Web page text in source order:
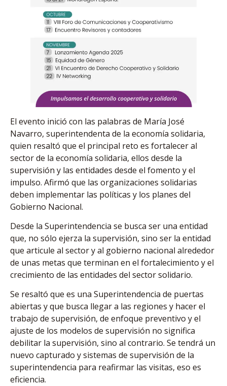
El evento inició con las palabras de María José
Navarro, superintendenta de la economía solidaria,
quien resaltó que el principal reto es fortalecer al
sector de la economía solidaria, ellos desde la
supervisión y las entidades desde el fomento y el
impulso. Afirmó que las organizaciones solidarias
deben implementar las políticas y los planes del
Gobierno Nacional.
Desde la Superintendencia se busca ser una entidad
que, no sólo ejerza la supervisión, sino ser la entidad
que articule al sector y al gobierno nacional alrededor
de unas metas que terminan en el fortalecimiento y el
crecimiento de las entidades del sector solidario.
Se resaltó que es una Superintendencia de puertas
abiertas y que busca llegar a las regiones y hacer el
trabajo de supervisión, de enfoque preventivo y el
ajuste de los modelos de supervisión no significa
debilitar la supervisión, sino al contrario. Se tendrá un
nuevo capturado y sistemas de supervisión de la
superintendencia para reafirmar las visitas, eso es
eficiencia.